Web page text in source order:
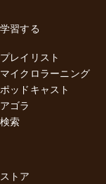
学習する
プレイリスト
マイクロラーニング
ポッドキャスト
アゴラ
検索
ストア